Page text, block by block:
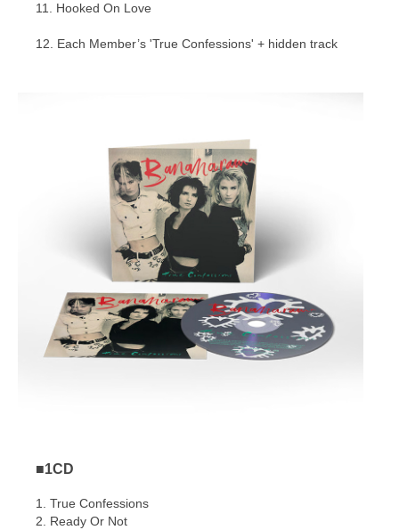
11. Hooked On Love
12. Each Member’s 'True Confessions' + hidden track
■1CD
1. True Confessions
2. Ready Or Not